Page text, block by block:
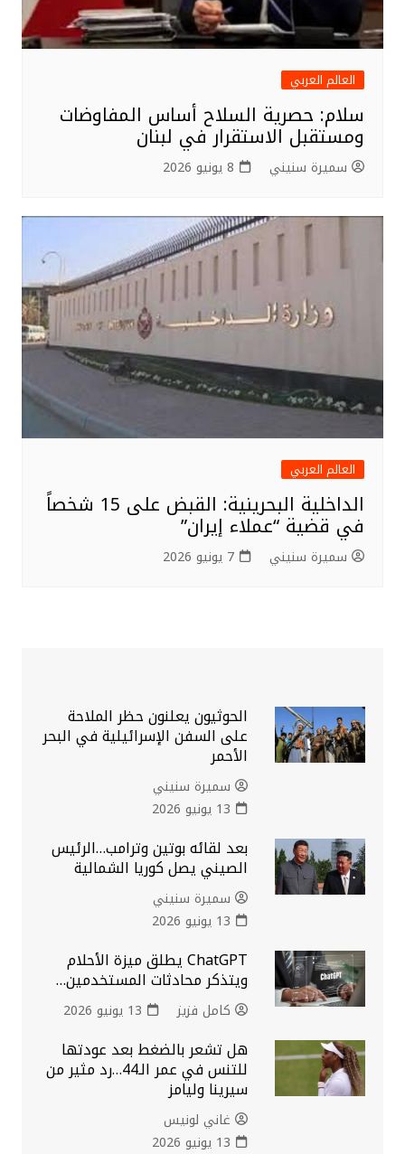
العالم العربي
سلام: حصرية السلاح أساس المفاوضات
ومستقبل الاستقرار في لبنان
سميرة سنيني 8 يونيو 2026
العالم العربي
الداخلية البحرينية: القبض على 15 شخصاً
في قضية “عملاء إيران”
سميرة سنيني 7 يونيو 2026
الحوثيون يعلنون حظر الملاحة
على السفن الإسرائيلية في البحر
الأحمر
سميرة سنيني
13 يونيو 2026
بعد لقائه بوتين وترامب…الرئيس
الصيني يصل كوريا الشمالية
سميرة سنيني
13 يونيو 2026
ChatGPT يطلق ميزة الأحلام
ويتذكر محادثات المستخدمين…
كامل فزيز 13 يونيو 2026
هل تشعر بالضغط بعد عودتها
للتنس في عمر الـ44…رد مثير من
سيرينا وليامز
غاني لونيس
13 يونيو 2026